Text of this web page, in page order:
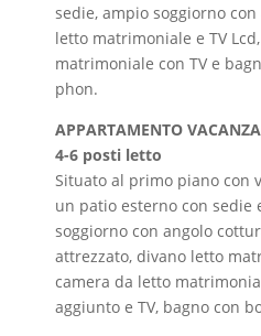
sedie, ampio soggiorno
letto matrimoniale e TV
matrimoniale con TV e
phon.
APPARTAMENTO
4-6 posti letto
Situato al primo piano con
un patio esterno con sedie
soggiorno con angolo
attrezzato, divano letto
camera da letto
aggiunto e TV, bagno con